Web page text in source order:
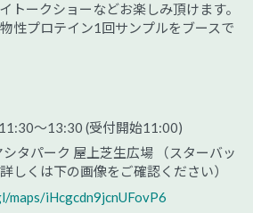
トークショーなどお楽しみ頂けます。
性プロテイン1回サンプルをブースで
～13:30 (受付開始11:00)
タパーク 屋上芝生広場 （スターバッ
しくは下の画像をご確認ください）
maps/iHcgcdn9jcnUFovP6